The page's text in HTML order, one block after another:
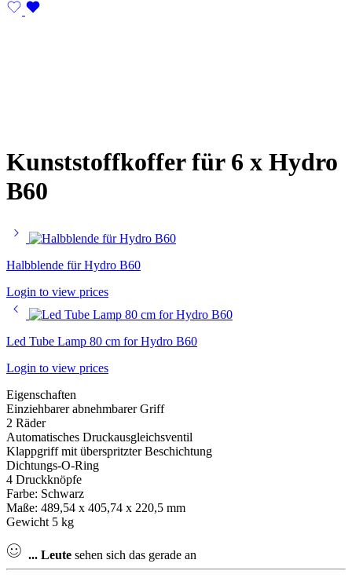
Kunststoffkoffer für 6 x Hydro
B60
Halbblende für Hydro B60
Login to view prices
Led Tube Lamp 80 cm for Hydro B60
Login to view prices
Eigenschaften
Einziehbarer abnehmbarer Griff
2 Räder
Automatisches Druckausgleichsventil
Klappgriff mit überspritzter Beschichtung
Dichtungs-O-Ring
4 Druckknöpfe
Farbe: Schwarz
Maße: 489,54 x 405,74 x 220,5 mm
Gewicht 5 kg
... Leute sehen sich das gerade an